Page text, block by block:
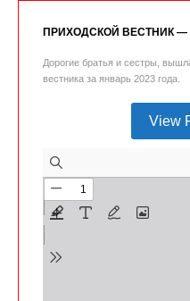
ПРИХОДСКОЙ ВЕСТНИК —
Дорогие братья и сестры,
вестника за январь 2023 года.
View